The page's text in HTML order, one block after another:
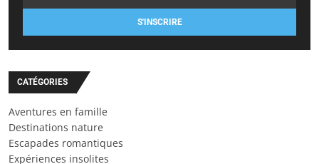
S'INSCRIRE
CATÉGORIES
Aventures en famille
Destinations nature
Escapades romantiques
Expériences insolites